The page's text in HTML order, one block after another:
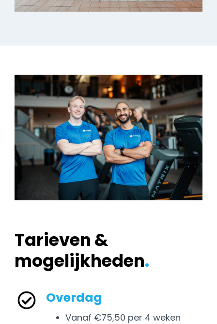
Tarieven &
mogelijkheden.
Overdag
Vanaf €75,50 per 4 weken